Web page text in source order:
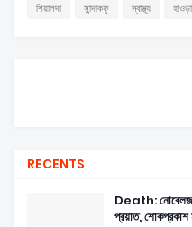
শিয়ালদা
সান্দাকফু স্বাস্থ্য হাওড়া
RECENTS
Death: নোবেলজয়ী
প্রয়াত, শোকপ্রকাশ